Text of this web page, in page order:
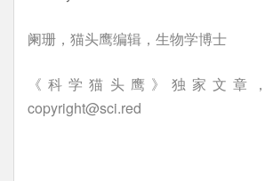
阑珊，猫头鹰编辑，生物学博士
《科学猫头鹰》独家文章
copyright@sci.red